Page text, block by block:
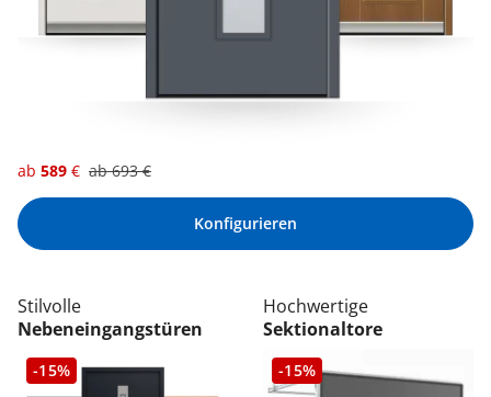
ab 589 € ab693€
Konfigurieren
Stilvolle
Nebeneingangstüren
-15%
Hochwertige
Sektionaltore
-15%